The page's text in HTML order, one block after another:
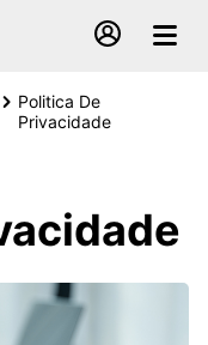
Politica De
Privacidade